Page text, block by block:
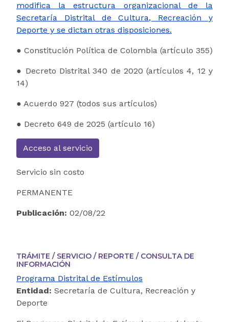
modifica la estructura organizacional de la
Secretaría Distrital de Cultura, Recreación y
Deporte y se dictan otras disposiciones.
● Constitución Política de Colombia (artículo 355)
● Decreto Distrital 340 de 2020 (artículos 4, 12 y
14)
● Acuerdo 927 (todos sus artículos)
● Decreto 649 de 2025 (artículo 16)
Acceso al servicio
Servicio sin costo
PERMANENTE
Publicación: 02/08/22
TRÁMITE / SERVICIO / REPORTE / CONSULTA DE
INFORMACIÓN
Programa Distrital de Estímulos
Entidad: Secretaría de Cultura, Recreación y
Deporte